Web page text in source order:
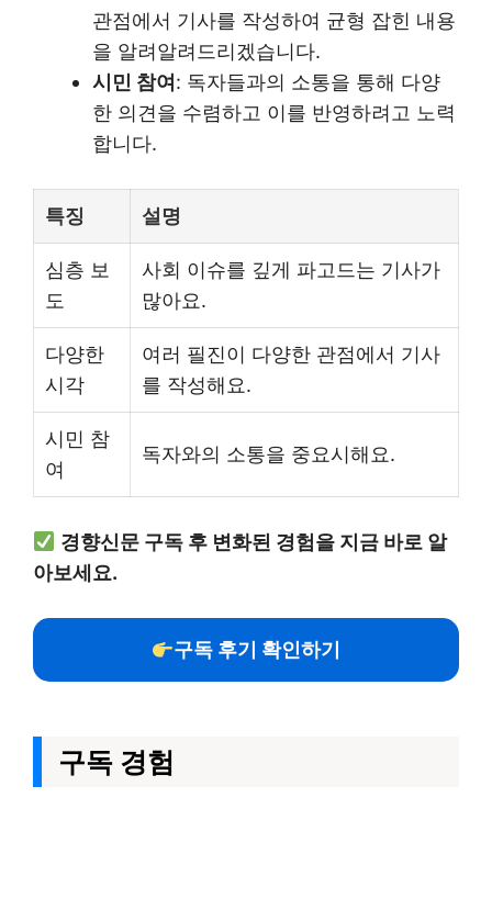
관점에서 기사를 작성하여 균형 잡힌 내용
을 알려알려드리겠습니다.
시민 참여 : 독자들과의 소통을 통해 다양
한 의견을 수렴하고 이를 반영하려고 노력
합니다.
특징 설명
심층 보
도
사회 이슈를 깊게 파고드는 기사가
많아요.
다양한
시각
여러 필진이 다양한 관점에서 기사
를 작성해요.
시민 참
여
독자와의 소통을 중요시해요.
경향신문 구독 후 변화된 경험을 지금 바로 알
아보세요.
구독 후기 확인하기
구독 경험